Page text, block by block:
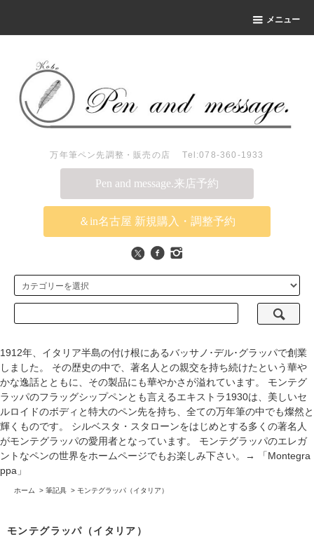
メニュー
万年筆ペン先調整・販売の店 Tel:078-360-1933
Pen and message.来店予約
＆in名古屋 新規購入・調整予約
1912年、イタリア半島の付け根にあるバッサノ･デル･グラッパで創業
しました。 その歴史の中で、著名人との親交を持ち続けたという華や
かな逸話とともに、その製品にも華やかさが溢れています。 モンテグ
ラッパのフラッグシップペンとも言えるエキストラ1930は、美しいセ
ルロイドのボディと特大のペン先を持ち、全ての万年筆の中でも燦然と
輝くものです。 シルベスタ・スタローンをはじめとする多くの著名人
がモンテグラッパの愛用者となっています。 モンテグラッパのエレガ
ントなペンの世界をホームページでもお楽しみ下さい。→
「Montegra
ppa」
ホーム > 筆記具 > モンテグラッパ（イタリア）
モンテグラッパ（イタリア）